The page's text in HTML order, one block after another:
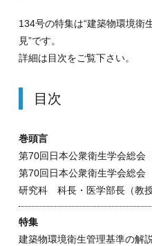
134号の特集は“建築物環境衛
見”です。
詳細は目次をご覧下さい。
目次
巻頭言
第70回日本公衆衛生学会総会
第70回日本公衆衛生学会総
研究科 科長・医学部長（教
特集
建築物環境衛生管理基準の解